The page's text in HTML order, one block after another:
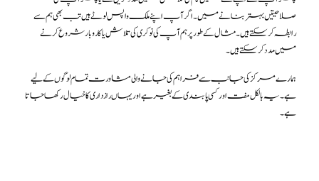
صلاحیتیں بہتر بنانے میں۔ اگر آپ اپنے ملک واپس لوٹے ہیں تب بھی ہم سے
رابطہ کرسکتے ہیں۔ مثال کے طور پر ہم آپ کی نوکری کی تلاش یا کاروبار شروع کرنے
میں مدد کرسکتے ہیں۔
ہمارے مرکز کی جانب سے فراہم کی جانے والی مشاورت تمام لوگوں کے لیے
ہے۔ یہ بالکل مفت اور کسی پابندی کے بغیر ہے اور یہاں رازداری کا خیال رکھا جاتا
ہے۔